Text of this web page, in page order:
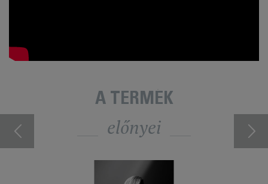
A TERMÉK
előnyei